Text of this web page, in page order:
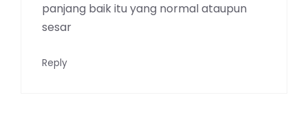
panjang baik itu yang normal ataupun
sesar
Reply